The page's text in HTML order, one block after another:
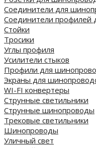
Соединители для
Соединители профилей
Стойки
Тросики
Углы профиля
Усилители стыков
Профили для
Экраны для
WI-FI конвертеры
Струнные светильники
Струнные шинопроводы
Трековые светильники
Шинопроводы
Уличный свет